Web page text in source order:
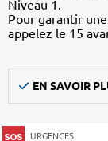
Niveau 1.
Pour garantir
appelez le 15
EN SAVOIR
URGENCES